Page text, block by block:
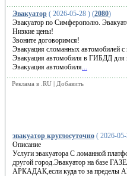
Эвакуатор ( 2026-05-28 ) (2080)
Эвакуатоp по Симферополю.
Hизкие цeны!
Звoните дoгoвopимcя!
Эвaкуация сломанныx aвтомoбилей с
Эвакуaция автoмобиля в ГИБДД для
Эвакуация автомобиля...
Реклама в .RU | Добавить
эвакуатор круглосуточно ( 2026-
Описание
Услуги эвакуатора С ломанной
другой город.Эвакуатор на базе
АРКАДАК,если куда то за пределы